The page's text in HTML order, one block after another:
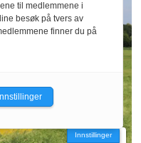
Innstillinger
til medlemmene i
besøk på tvers av
finner du på
Innstillinger